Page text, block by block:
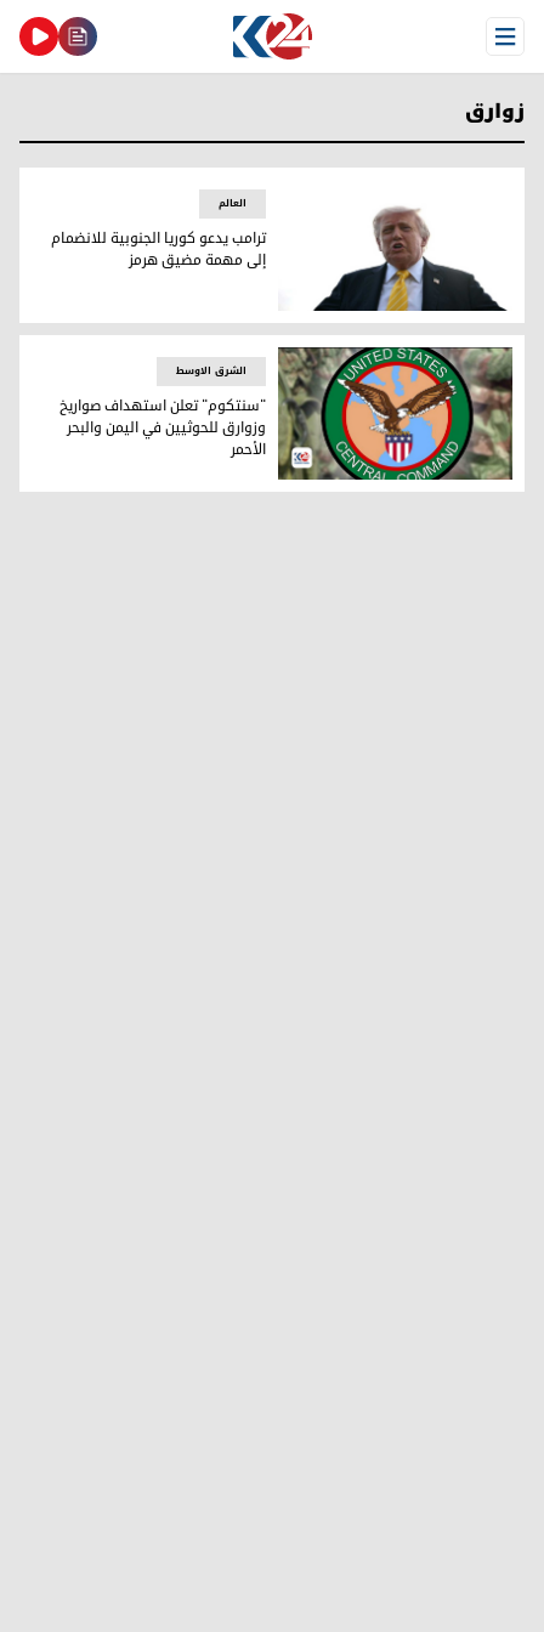
Open Menu
زوارق
ترامب یدعو كوريا الجنوبية للانضمام إلى مهمة مضيق هرمز
العالم
ترامب یدعو كوريا الجنوبية للانضمام
إلى مهمة مضيق هرمز
شعار القيادة المركزية الأمريكية "سنتكوم"
الشرق الاوسط
"سنتكوم" تعلن استهداف صواريخ
وزوارق للحوثيين في اليمن والبحر
الأحمر